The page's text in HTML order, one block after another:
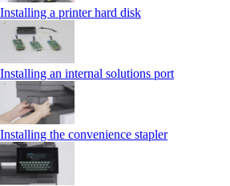
Installing a printer hard disk
Installing an internal solutions port
Installing the convenience stapler